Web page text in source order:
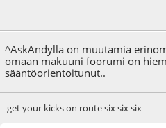
^AskAndylla on muutamia
omaan makuuni foorumi on
sääntöorientoitunut..
get your kicks on route six six six